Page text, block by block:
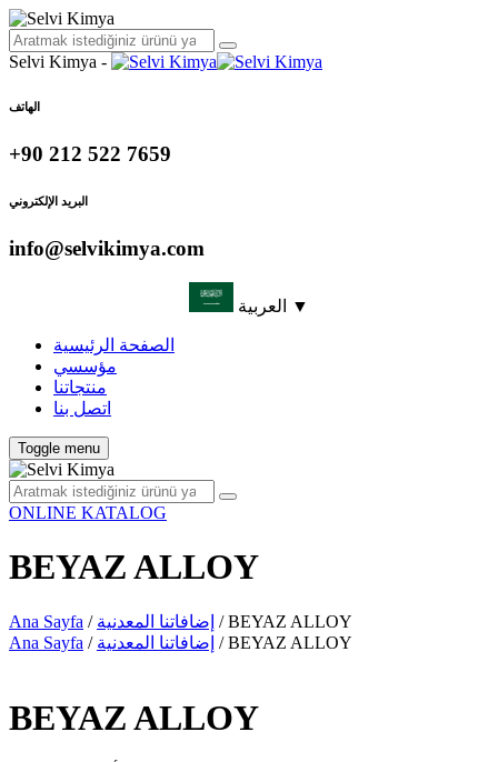
Selvi Kimya -
الهاتف
+90 212 522 7659
البريد الإلكتروني
info@selvikimya.com
العربية ▼
الصفحة الرئيسية
مؤسسي
منتجاتنا
اتصل بنا
Toggle menu
ONLINE KATALOG
BEYAZ ALLOY
Ana Sayfa / إضافاتنا المعدنية / BEYAZ ALLOY
Ana Sayfa / إضافاتنا المعدنية / BEYAZ ALLOY
BEYAZ ALLOY